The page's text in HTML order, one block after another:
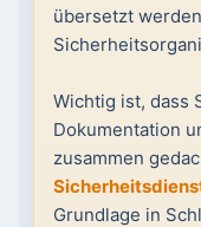
übersetzt
Wichtig ist, dass
Dokumentation
zusammen
Grundlage in